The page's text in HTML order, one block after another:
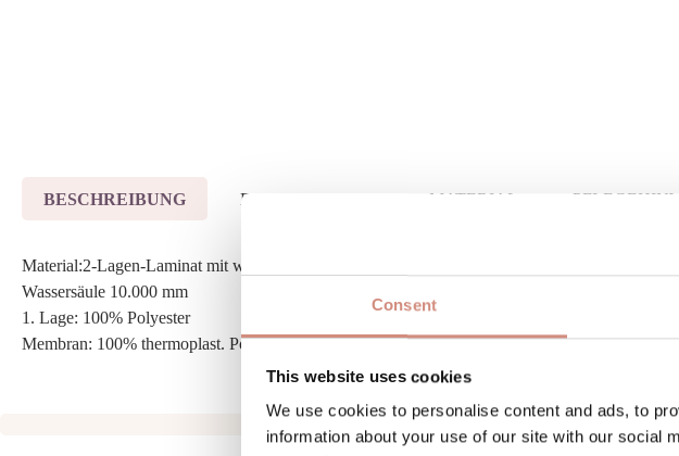
Consent
This website uses cookies
We use cookies to personalise content and ads, to
information about your use of our site with our social
BESCHREIBUNG BEWERTUNGEN MATERIAL
Material:2-Lagen-Laminat mit wasserdichter Membran
Wassersäule 10.000 mm
1. Lage: 100% Polyester
Membran: 100% thermoplast. Polyurethan